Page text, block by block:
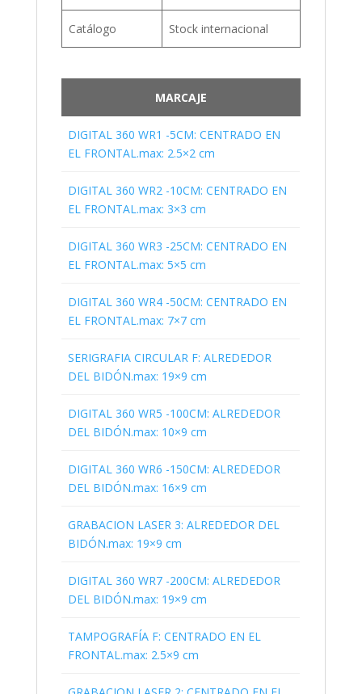
Catálogo Stock internacional
MARCAJE
DIGITAL 360 WR1 -5CM: CENTRADO EN
EL FRONTAL.max: 2.5×2 cm
DIGITAL 360 WR2 -10CM: CENTRADO EN
EL FRONTAL.max: 3×3 cm
DIGITAL 360 WR3 -25CM: CENTRADO EN
EL FRONTAL.max: 5×5 cm
DIGITAL 360 WR4 -50CM: CENTRADO EN
EL FRONTAL.max: 7×7 cm
SERIGRAFIA CIRCULAR F: ALREDEDOR
DEL BIDÓN.max: 19×9 cm
DIGITAL 360 WR5 -100CM: ALREDEDOR
DEL BIDÓN.max: 10×9 cm
DIGITAL 360 WR6 -150CM: ALREDEDOR
DEL BIDÓN.max: 16×9 cm
GRABACION LASER 3: ALREDEDOR DEL
BIDÓN.max: 19×9 cm
DIGITAL 360 WR7 -200CM: ALREDEDOR
DEL BIDÓN.max: 19×9 cm
TAMPOGRAFÍA F: CENTRADO EN EL
FRONTAL.max: 2.5×9 cm